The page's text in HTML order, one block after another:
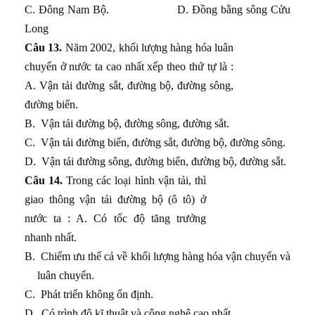
C. Đông Nam Bộ. D. Đồng bằng sông Cửu
Long
Câu 13. Năm 2002, khối lượng hàng hóa luân
chuyển ở nước ta cao nhất xếp theo thứ tự là :
A. Vận tải đường sắt, đường bộ, đường sông,
đường biển.
B. Vận tải đường bộ, đường sông, đường sắt.
C. Vận tải đường biển, đường sắt, đường bộ, đường sông.
D. Vận tải đường sông, đường biển, đường bộ, đường sắt.
Câu 14. Trong các loại hình vận tải, thì
giao thông vận tải đường bộ (ô tô) ở
nước ta : A. Có tốc độ tăng trưởng
nhanh nhất.
B. Chiếm ưu thế cả về khối lượng hàng hóa vận chuyển và
luân chuyển.
C. Phát triển không ổn định.